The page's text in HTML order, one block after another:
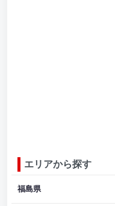
エリアから探す
福島県